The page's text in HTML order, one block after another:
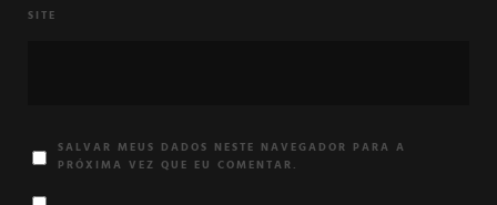
SITE
SALVAR MEUS DADOS NESTE NAVEGADOR PARA A
PRÓXIMA VEZ QUE EU COMENTAR.